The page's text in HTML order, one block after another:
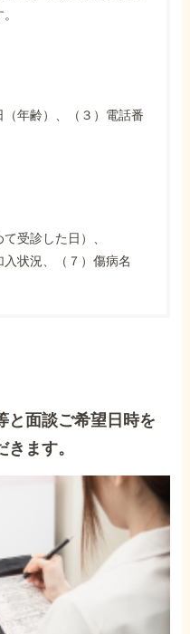
（年齢）、（３）電話番
受診した日）、
入状況、（７）傷病名
と面談ご希望日時を
ます。